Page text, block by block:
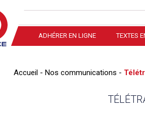
ADHÉRER EN LIGNE TEXTES
Accueil - Nos communications -